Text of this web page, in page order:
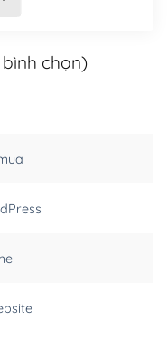
web thì trang web
chọn)